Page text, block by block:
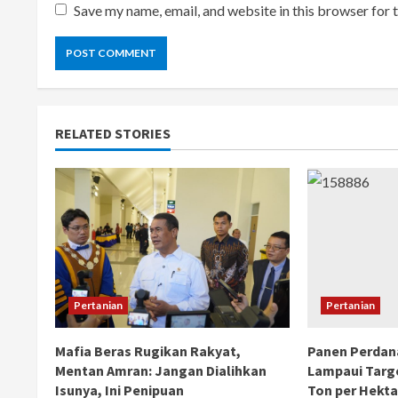
Save my name, email, and website in this browser for
RELATED STORIES
Pertanian
Mafia Beras Rugikan Rakyat,
Mentan Amran: Jangan Dialihkan
Isunya, Ini Penipuan
Pertanian
Panen
Lampaui
Ton per